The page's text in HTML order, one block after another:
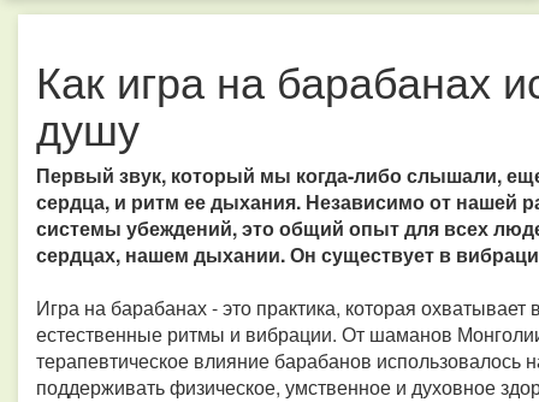
Как игра на барабанах
душу
Первый звук, который мы когда-либо слышали,
сердца, и ритм ее дыхания. Независимо от нашей
системы убеждений, это общий опыт для всех
сердцах, нашем дыхании. Он существует в
Игра на барабанах - это практика, которая
естественные ритмы и вибрации. От шаманов
терапевтическое влияние барабанов использовалось
поддерживать физическое, умственное и духовное